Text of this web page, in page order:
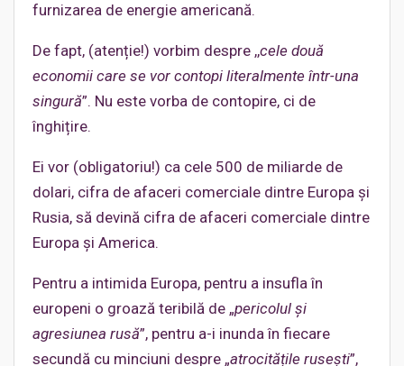
furnizarea de energie americană.
De fapt, (atenție!) vorbim despre ,,cele două
economii care se vor contopi literalmente într-una
singură”. Nu este vorba de contopire, ci de
înghițire.
Ei vor (obligatoriu!) ca cele 500 de miliarde de
dolari, cifra de afaceri comerciale dintre Europa și
Rusia, să devină cifra de afaceri comerciale dintre
Europa și America.
Pentru a intimida Europa, pentru a insufla în
europeni o groază teribilă de „pericolul și
agresiunea rusă”, pentru a-i inunda în fiecare
secundă cu minciuni despre „atrocitățile rusești”,